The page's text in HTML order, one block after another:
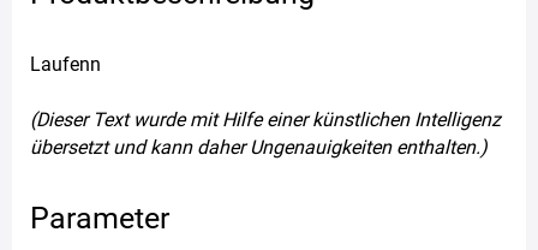
Laufenn
(Dieser Text wurde mit Hilfe einer künstlichen Intelligenz
übersetzt und kann daher Ungenauigkeiten enthalten.)
Parameter